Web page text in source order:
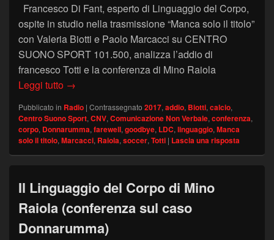
Francesco Di Fant, esperto di Linguaggio del Corpo,
ospite in studio nella trasmissione “Manca solo il titolo”
con Valeria Biotti e Paolo Marcacci su CENTRO
SUONO SPORT 101.500, analizza l’addio di
francesco Totti e la conferenza di Mino Raiola
Leggi tutto Centro Suono Sport – Analisi di Francesco Di
→
Pubblicato in Radio | Contrassegnato 2017, addio, Biotti, calcio,
Centro Suono Sport, CNV, Comunicazione Non Verbale, conferenza,
corpo, Donnarumma, farewell, goodbye, LDC, linguaggio, Manca
solo il titolo, Marcacci, Raiola, soccer, Totti | Lascia una risposta
Il Linguaggio del Corpo di Mino
Raiola (conferenza sul caso
Donnarumma)